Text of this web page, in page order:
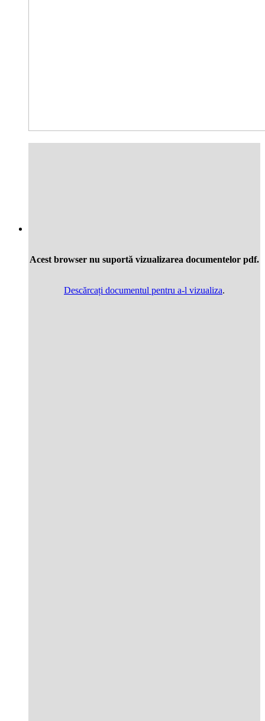
Acest browser nu suportă vizualizarea documentelor pdf.
Descărcați documentul pentru a-l vizualiza.